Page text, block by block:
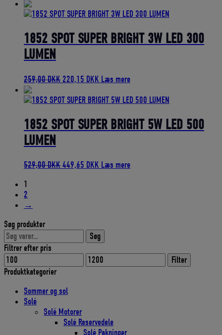
pris
349,00 DKK.
pris
296,65 DKK.
1852 SPOT SUPER BRIGHT 3W LED 300
LUMEN
259,00DKK Den
pris
259,00 DKK.
220,15 DKK Den
pris
220,15 DKK.
Læs mere
1852 SPOT SUPER BRIGHT 5W LED 500
LUMEN
529,00DKKDen
449,65 DKK Den
Læs mere
1
2
→
Søg produkter
Søg
efter:
Søg
Filtrer efter pris
Mindste
pris
Højeste
pris
Filter
Produktkategorier
Sommer og sol
Solé
Solé Motorer
Solé Reservedele
Solé Pakninger